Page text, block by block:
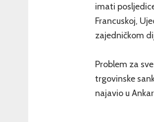
imati
Francuskoj,
zajedničkom
Problem za
trgovinske
najavio u